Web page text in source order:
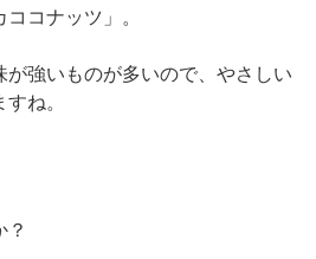
コナッツ」。
強いものが多いので、やさしい
ね。